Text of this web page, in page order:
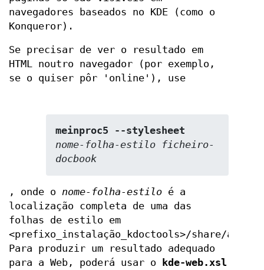
navegadores baseados no KDE (como o
Konqueror).
Se precisar de ver o resultado em
HTML noutro navegador (por exemplo,
se o quiser pôr 'online'), use
meinproc5
nome-folha-estilo
ficheiro-
docbook
, onde o nome-folha-estilo é a
localização completa de uma das
folhas de estilo em
<prefixo_instalação_kdoctools>/share/apps/
Para produzir um resultado adequado
para a Web, poderá usar o
kde-web.xsl